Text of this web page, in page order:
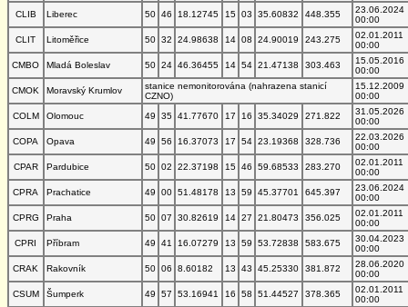
CLIB
Liberec 50 46 18.12745 15 03 35.60832 448.355
23.06.2024
00:00
CLIT
Litoměřice 50 32 24.98638 14 08 24.90019 243.275
02.01.2011
00:00
CMBO
Mladá Boleslav 50 24 46.36455 14 54 21.47138 303.463
15.05.2016
00:00
CMOK
Moravský Krumlov
stanice nemonitorována (nahrazena stanicí
CZNO)
15.12.2009
00:00
COLM
Olomouc 49 35 41.77670 17 16 35.34029 271.822
31.05.2026
00:00
COPA
Opava 49 56 16.37073 17 54 23.19368 328.736
22.03.2026
00:00
CPAR
Pardubice 50 02 22.37198 15 46 59.68533 283.270
02.01.2011
00:00
CPRA
Prachatice 49 00 51.48178 13 59 45.37701 645.397
23.06.2024
00:00
CPRG
Praha 50 07 30.82619 14 27 21.80473 356.025
02.01.2011
00:00
CPRI
Příbram 49 41 16.07279 13 59 53.72838 583.675
30.04.2023
00:00
CRAK
Rakovník 50 06 8.60182 13 43 45.25330 381.872
28.06.2020
00:00
CSUM
Šumperk 49 57 53.16941 16 58 51.44527 378.365
02.01.2011
00:00